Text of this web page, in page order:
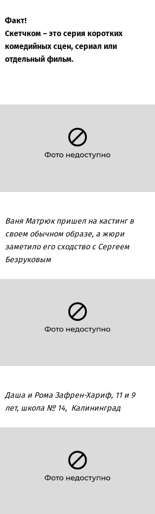
Факт!
Скетчком – это серия коротких
комедийных сцен, сериал или
отдельный фильм.
Ваня Матрюк пришел на кастинг в
своем обычном образе, а жюри
заметило его сходство с Сергеем
Безруковым
Даша и Рома Зафрен-Хариф, 11 и 9
лет, школа № 14, Калининград